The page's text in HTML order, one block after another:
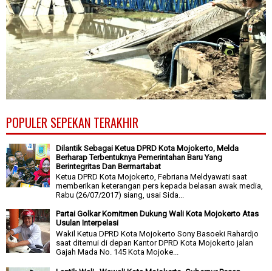
POPULER SEPEKAN TERAKHIR
Dilantik Sebagai Ketua DPRD Kota Mojokerto, Melda
Berharap Terbentuknya Pemerintahan Baru Yang
Berintegritas Dan Bermartabat
Ketua DPRD Kota Mojokerto, Febriana Meldyawati saat
memberikan keterangan pers kepada belasan awak media,
Rabu (26/07/2017) siang, usai Sida...
Partai Golkar Komitmen Dukung Wali Kota Mojokerto Atas
Usulan Interpelasi
Wakil Ketua DPRD Kota Mojokerto Sony Basoeki Rahardjo
saat ditemui di depan Kantor DPRD Kota Mojokerto jalan
Gajah Mada No. 145 Kota Mojoke...